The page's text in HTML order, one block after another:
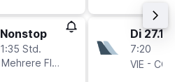
Nonstop
1:35 Std.
Mehrere Fluglinien
Di 27.10.
7:20
VIE - CGN